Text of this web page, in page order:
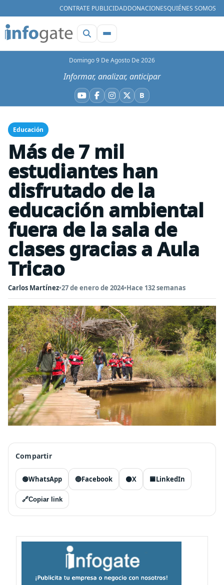
CONTRATE PUBLICIDADDONACIONESQUIÉNES SOMOS
Domingo 9 De Agosto De 2026
Informar, analizar, anticipar
YouTube
Facebook
Instagram
X BBluesky
Educación
Más de 7 mil
estudiantes han
disfrutado de la
educación ambiental
fuera de la sala de
clases gracias a Aula
Tricao
Carlos Martínez•27 de enero de 2024•Hace 132 semanas
Compartir
🟢WhatsApp 🔵Facebook ⚫X 🟦LinkedIn
🔗Copiar link